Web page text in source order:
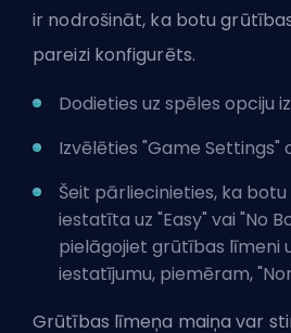
ir nodrošināt, ka botu
pareizi konfigurēts.
Dodieties uz spēles opciju
Izvēlēties "Game Settings"
Šeit pārliecinieties, ka
iestatīta uz "Easy" vai "No
pielāgojiet grūtības līmeni
iestatījumu, piemēram,
Grūtības līmeņa maiņa var